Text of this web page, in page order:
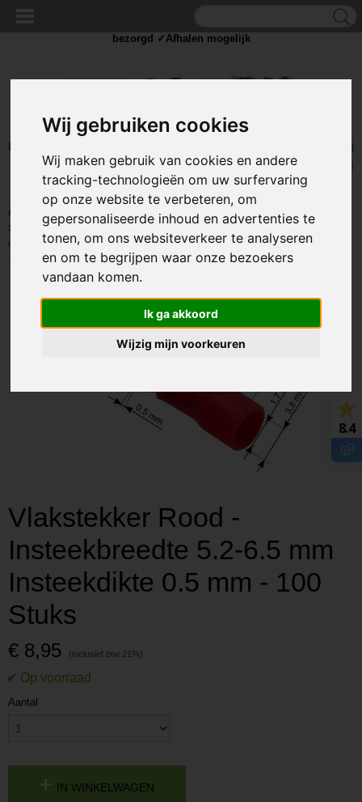
Wij gebruiken cookies
Wij maken gebruik van cookies en andere
tracking-technologieën om uw surfervaring
op onze website te verbeteren, om
gepersonaliseerde inhoud en advertenties te
tonen, om ons websiteverkeer te analyseren
en om te begrijpen waar onze bezoekers
vandaan komen.
Ik ga akkoord
Wijzig mijn voorkeuren
Inloggen
UW WINKELWAGEN
Geen producten
(0)
Home COMPONENTEN >KABELSCHOEN / DRAAD CONNECTORS
>
Kabelschoen - Vlakstekker >Vlakstekker Rood - Insteekbreedte 5.2-6.5
mm Insteekdikte 0.5 mm - 100 Stuks
Vlakstekker Rood -
Insteekbreedte 5.2-6.5 mm
Insteekdikte 0.5 mm - 100
Stuks
€ 8,95
Aantal
IN WINKELWAGEN
bezorgd ✓Afhalen mogelijk
8.4